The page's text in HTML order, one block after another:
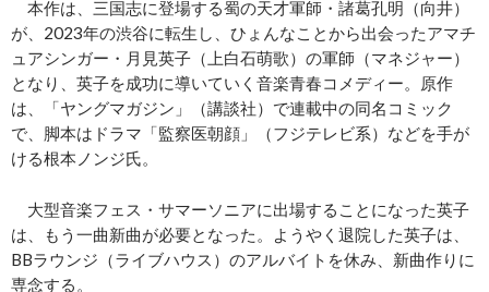
本作は、三国志に登場する蜀の天才軍師・諸葛孔明（向井）
が、2023年の渋谷に転生し、ひょんなことから出会ったアマチ
ュアシンガー・月見英子（上白石萌歌）の軍師（マネジャー）
となり、英子を成功に導いていく音楽青春コメディー。原作
は、「ヤングマガジン」（講談社）で連載中の同名コミック
で、脚本はドラマ「監察医朝顔」（フジテレビ系）などを手が
ける根本ノンジ氏。
大型音楽フェス・サマーソニアに出場することになった英子
は、もう一曲新曲が必要となった。ようやく退院した英子は、
BBラウンジ（ライブハウス）のアルバイトを休み、新曲作りに
専念する。